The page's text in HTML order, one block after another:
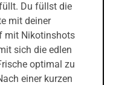
Du füllst die
mit deiner
mit Nikotinshots
sich die edlen
optimal zu
einer kurzen